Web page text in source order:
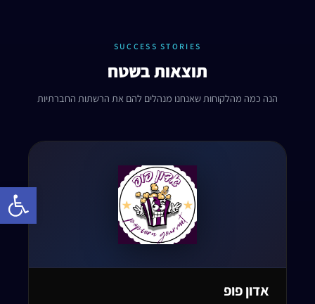
Open toolbar
SUCCESS STORIES
תוצאות בשטח
הנה כמה מהלקוחות שאנחנו מנהלים להם את הרשתות החברתיות
אדון פופ